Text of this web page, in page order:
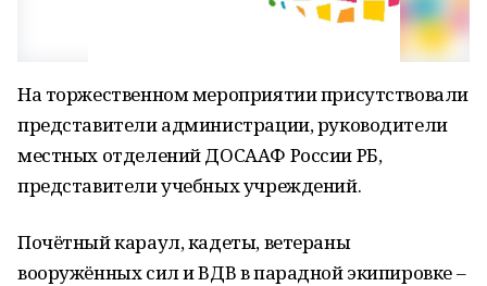
На торжественном мероприятии присутствовали
представители администрации, руководители
местных отделений ДОСААФ России РБ,
представители учебных учреждений.
Почётный караул, кадеты, ветераны
вооружённых сил и ВДВ в парадной экипировке –